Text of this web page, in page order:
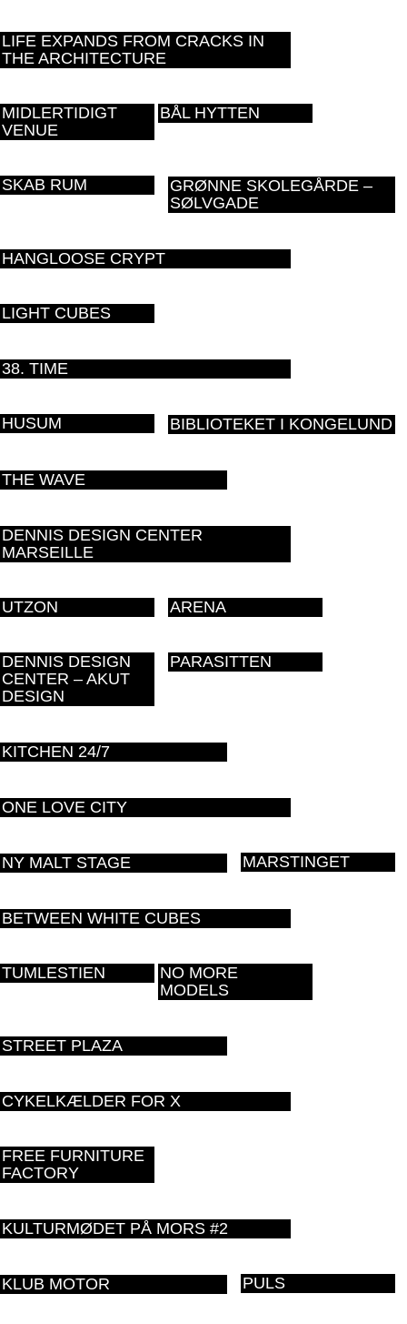
LIFE EXPANDS FROM CRACKS IN
THE ARCHITECTURE
MIDLERTIDIGT
VENUE
BÅL HYTTEN
SKAB RUM
GRØNNE SKOLEGÅRDE –
SØLVGADE
HANGLOOSE CRYPT
LIGHT CUBES
38. TIME
HUSUM BIBLIOTEKET I KONGELUND
THE WAVE
DENNIS DESIGN CENTER
MARSEILLE
UTZON ARENA
DENNIS DESIGN
CENTER – AKUT
DESIGN
PARASITTEN
KITCHEN 24/7
ONE LOVE CITY
NY MALT STAGE MARSTINGET
BETWEEN WHITE CUBES
TUMLESTIEN
NO MORE
MODELS
STREET PLAZA
CYKELKÆLDER FOR X
FREE FURNITURE
FACTORY
KULTURMØDET PÅ MORS #2
KLUB MOTOR PULS